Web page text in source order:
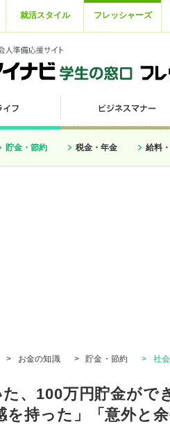
就活スタイル フレッシャーズ
貯金・節約 税金・年金 給料
> お金の知識 > 貯金・節約 > 社
、100万円貯金がで
を持った」「意外と余